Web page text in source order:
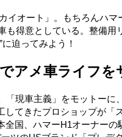
イオート」。もちろんハマ
も得意としている。整備
迫ってみよう！
アメ車ライフを
「現車主義」をモットー
てきたプロショップが
国、ハマーH1オーナー